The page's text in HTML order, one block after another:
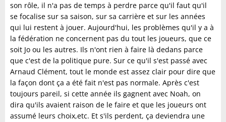
son rôle, il n'a pas de temps à perdre parce qu'il faut qu'il
se focalise sur sa saison, sur sa carrière et sur les années
qui lui restent à jouer. Aujourd'hui, les problèmes qu'il y a à
la fédération ne concernent pas du tout les joueurs, que ce
soit Jo ou les autres. Ils n'ont rien à faire là dedans parce
que c'est de la politique pure. Sur ce qu'il s'est passé avec
Arnaud Clément, tout le monde est assez clair pour dire que
la façon dont ça a été fait n'est pas normale. Après c'est
toujours pareil, si cette année ils gagnent avec Noah, on
dira qu'ils avaient raison de le faire et que les joueurs ont
assumé leurs choix,etc. Et s'ils perdent, ça deviendra une